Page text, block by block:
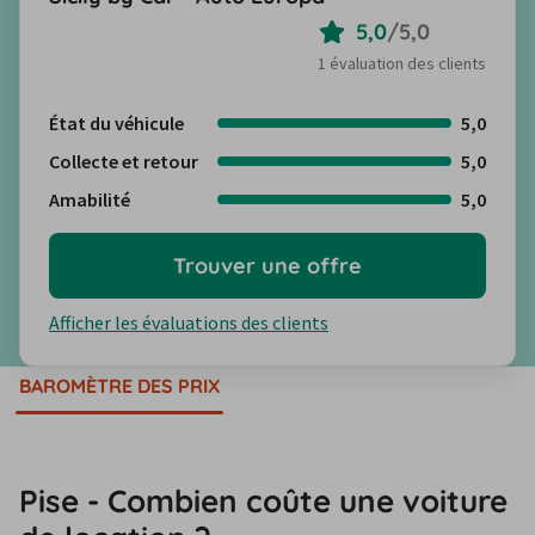
5,0/5,0
1 évaluation des clients
État du véhicule
5,0
Collecte et retour
5,0
Amabilité
5,0
Afficher les évaluations des clients
Trouver une offre
BAROMÈTRE DES PRIX
Pise - Combien coûte une voiture